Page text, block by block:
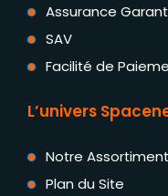
Assurance
SAV
Facilité de
L’univers
Notre Assortiment
Plan du Site